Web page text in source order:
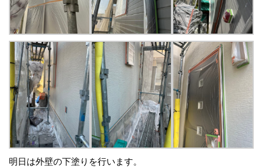
明日は外壁の下塗りを行います。